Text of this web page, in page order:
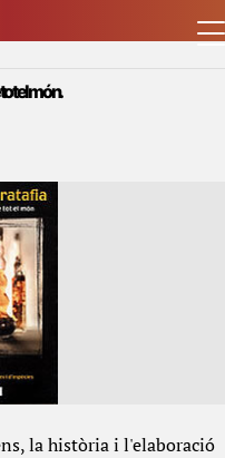
el món.
la història i l'elaboració